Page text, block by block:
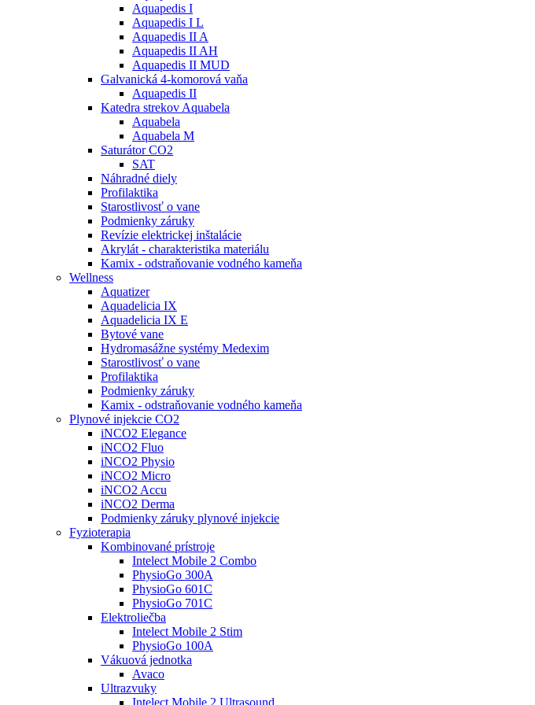
Aquapedis I
Aquapedis I L
Aquapedis II A
Aquapedis II AH
Aquapedis II MUD
Galvanická 4-komorová vaňa
Aquapedis II
Katedra strekov Aquabela
Aquabela
Aquabela M
Saturátor CO2
SAT
Náhradné diely
Profilaktika
Starostlivosť o vane
Podmienky záruky
Revízie elektrickej inštalácie
Akrylát - charakteristika materiálu
Kamix - odstraňovanie vodného kameňa
Wellness
Aquatizer
Aquadelicia IX
Aquadelicia IX E
Bytové vane
Hydromasážne systémy Medexim
Starostlivosť o vane
Profilaktika
Podmienky záruky
Kamix - odstraňovanie vodného kameňa
Plynové injekcie CO2
iNCO2 Elegance
iNCO2 Fluo
iNCO2 Physio
iNCO2 Micro
iNCO2 Accu
iNCO2 Derma
Podmienky záruky plynové injekcie
Fyzioterapia
Kombinované prístroje
Intelect Mobile 2 Combo
PhysioGo 300A
PhysioGo 601C
PhysioGo 701C
Elektroliečba
Intelect Mobile 2 Stim
PhysioGo 100A
Vákuová jednotka
Avaco
Ultrazvuky
Intelect Mobile 2 Ultrasound